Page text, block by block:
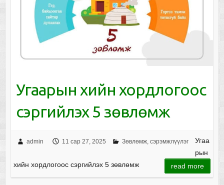
Угаарын хийн хордлогоос
сэргийлэх 5 зөвлөмж
admin 11 сар 27, 2025 Зөвлөмж, сэрэмжлүүлэг
Угаа
рын
хийн хордлогоос сэргийлэх 5 зөвлөмж
read more